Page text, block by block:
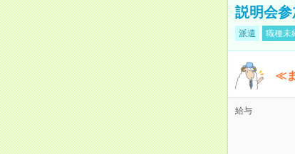
説明会
派遣 職種未
≪
給与